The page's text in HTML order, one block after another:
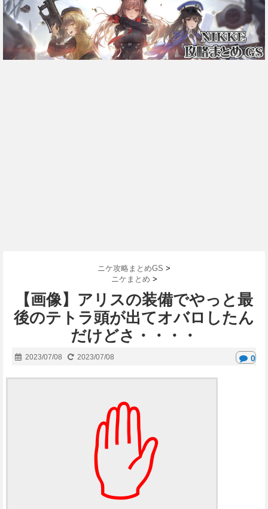
ニケ攻略まとめGS >
ニケまとめ >
【画像】アリスの装備でやっと最
後のテトラ頭が出てオバロしたん
だけどさ・・・・
2023/07/08 2023/07/08 0
✋